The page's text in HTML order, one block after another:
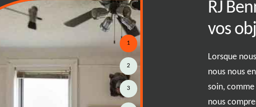
ce qu'il faut savoir sur le
de débarras proposé par
de libérer de l'espace dans votre maison ou
Le service de débarras de RJ Benne est là pour
RJ
vos
Lorsque
nous nous
soin, comme
nous
1
2
3